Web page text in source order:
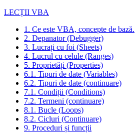
LECȚII VBA
1. Ce este VBA, concepte de bază.
2. Depanator (Debugger)
3. Lucrați cu foi (Sheets)
4. Lucrul cu celule (Ranges)
5. Proprietăți (Properties)
6.1. Tipuri de date (Variables)
6.2. Tipuri de date (continuare)
7.1. Condiții (Conditions)
7.2. Termeni (continuare)
8.1. Bucle (Loops)
8.2. Cicluri (Continuare)
9. Proceduri și funcții